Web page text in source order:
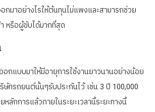
กมาอย่างไรให้ต้นทุนไม่แพงและสามารถช่วย
หรือผู้ขับได้มากที่สุด
กแบบมาให้มีอายุการใช้งานยาวนานอย่างน้อย
ริษัทรถยนต์นั้นๆรับประกันไว้ เช่น 3 ปี 100,000
หลักการแล้วภายในระยะเวลานี้ระยะทางนี้